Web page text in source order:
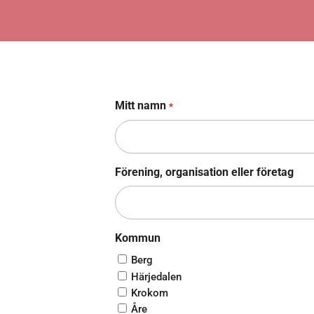
Mitt namn *
Förening, organisation eller företag
Kommun
Berg
Härjedalen
Krokom
Åre